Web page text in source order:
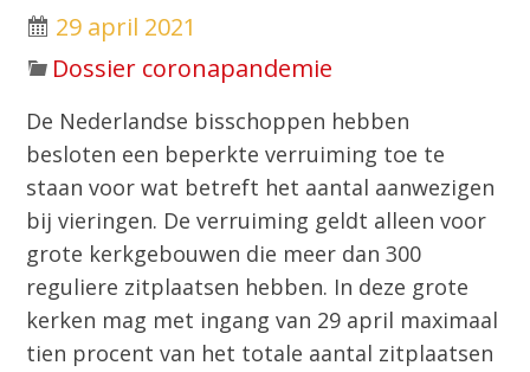
29 april 2021
Dossier coronapandemie
De Nederlandse bisschoppen hebben
besloten een beperkte verruiming toe te
staan voor wat betreft het aantal aanwezigen
bij vieringen. De verruiming geldt alleen voor
grote kerkgebouwen die meer dan 300
reguliere zitplaatsen hebben. In deze grote
kerken mag met ingang van 29 april maximaal
tien procent van het totale aantal zitplaatsen